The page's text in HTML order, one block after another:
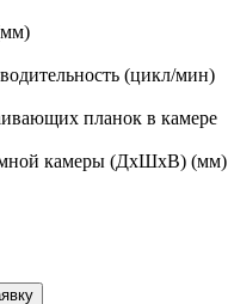
(цикл/мин)
планок в камере
камеры (ДхШхВ) (мм)